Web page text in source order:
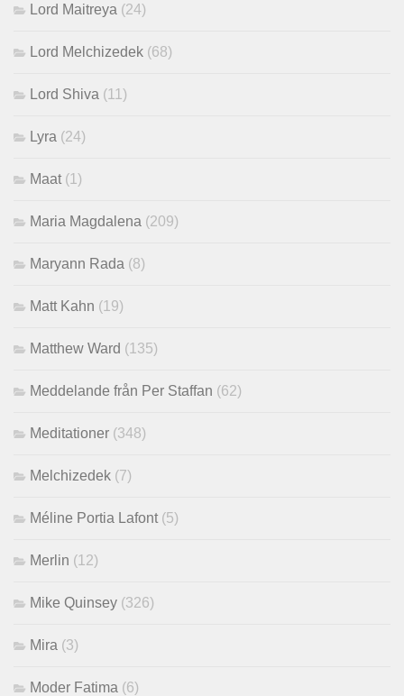
Lord Maitreya (24)
Lord Melchizedek (68)
Lord Shiva (11)
Lyra (24)
Maat (1)
Maria Magdalena (209)
Maryann Rada (8)
Matt Kahn (19)
Matthew Ward (135)
Meddelande från Per Staffan (62)
Meditationer (348)
Melchizedek (7)
Méline Portia Lafont (5)
Merlin (12)
Mike Quinsey (326)
Mira (3)
Moder Fatima (6)